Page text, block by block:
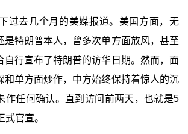
过去几个月的美媒报道。美国方面，无
是特朗普本人，曾多次单方面放风，甚至
自行宣布了特朗普的访华日期。然而，面
和单方面炒作，中方始终保持着惊人的沉
作任何确认。直到访问前两天，也就是5
官宣。